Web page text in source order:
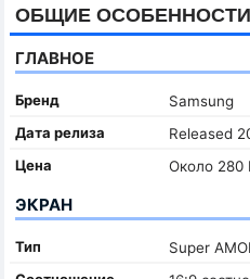
ОБЩИЕ ОСОБЕННОСТИ
ГЛАВНОЕ
Бренд Samsung
Дата релиза
Released
Цена
Около 280
ЭКРАН
Тип
Super